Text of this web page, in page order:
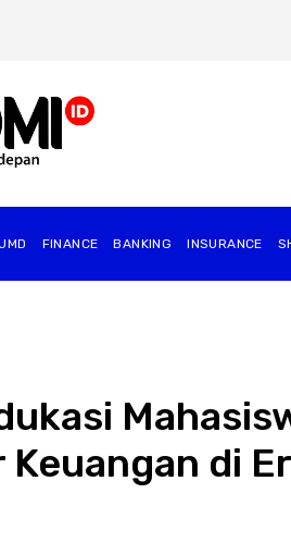
FINANCE BANKING INSURANCE
Keuangan di